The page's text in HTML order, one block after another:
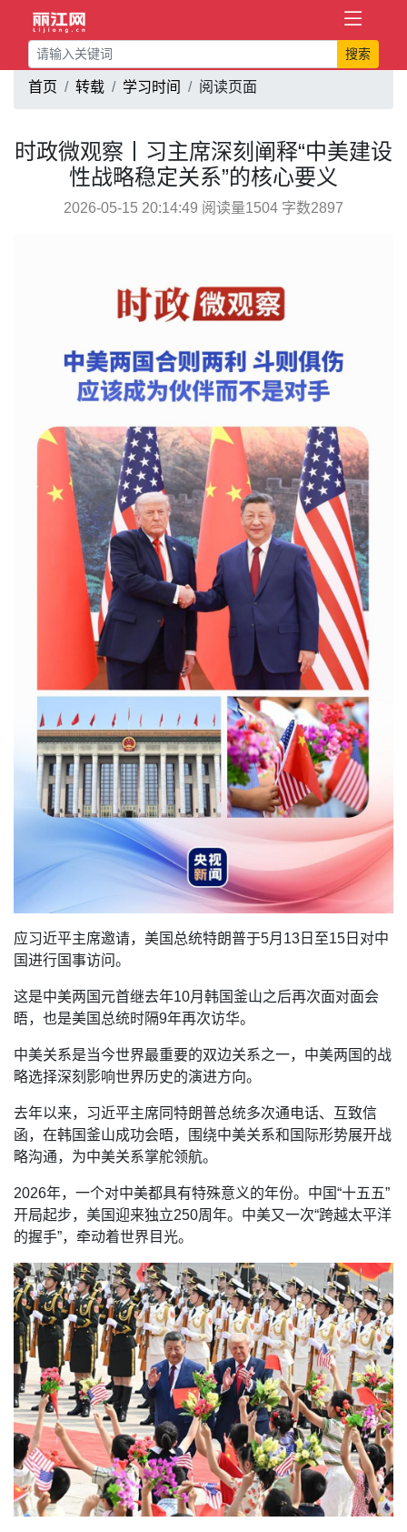
搜索
首页 转载 学习时间 阅读页面
时政微观察丨习主席深刻阐释“中美建设
性战略稳定关系”的核心要义
2026-05-15 20:14:49 阅读量1504 字数2897
应习近平主席邀请，美国总统特朗普于5月13日至15日对中
国进行国事访问。
这是中美两国元首继去年10月韩国釜山之后再次面对面会
晤，也是美国总统时隔9年再次访华。
中美关系是当今世界最重要的双边关系之一，中美两国的战
略选择深刻影响世界历史的演进方向。
去年以来，习近平主席同特朗普总统多次通电话、互致信
函，在韩国釜山成功会晤，围绕中美关系和国际形势展开战
略沟通，为中美关系掌舵领航。
2026年，一个对中美都具有特殊意义的年份。中国“十五五”
开局起步，美国迎来独立250周年。中美又一次“跨越太平洋
的握手”，牵动着世界目光。